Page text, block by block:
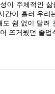
이 주체적인
이 흘러 우리
쉼 없이 달
뜨거웠던 졸